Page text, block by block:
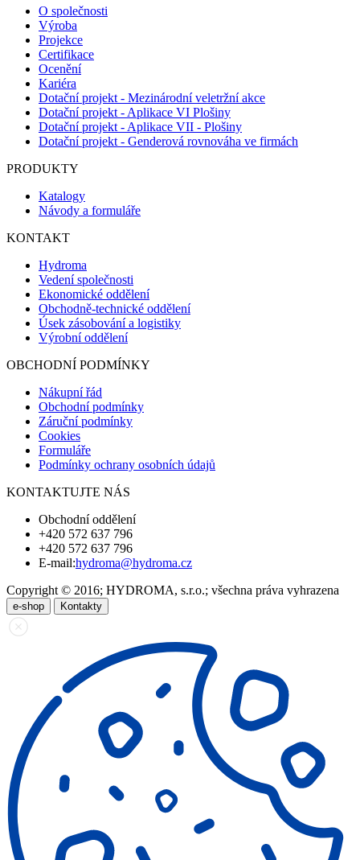
O společnosti
Výroba
Projekce
Certifikace
Ocenění
Kariéra
Dotační projekt - Mezinárodní veletržní akce
Dotační projekt - Aplikace VI Plošiny
Dotační projekt - Aplikace VII - Plošiny
Dotační projekt - Genderová rovnováha ve firmách
PRODUKTY
Katalogy
Návody a formuláře
KONTAKT
Hydroma
Vedení společnosti
Ekonomické oddělení
Obchodně-technické oddělení
Úsek zásobování a logistiky
Výrobní oddělení
OBCHODNÍ PODMÍNKY
Nákupní řád
Obchodní podmínky
Záruční podmínky
Cookies
Formuláře
Podmínky ochrany osobních údajů
KONTAKTUJTE NÁS
Obchodní oddělení
+420 572 637 796
+420 572 637 796
E-mail:hydroma@hydroma.cz
Copyright © 2016; HYDROMA, s.r.o.; všechna práva vyhrazena
e-shop Kontakty